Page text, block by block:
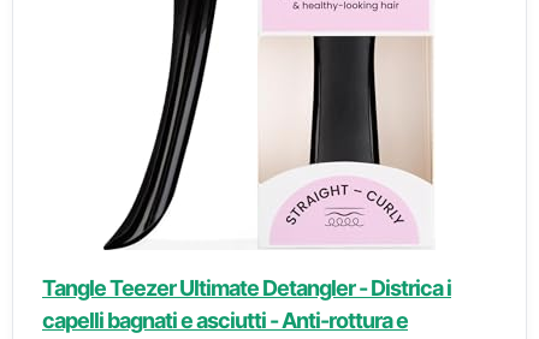
Tangle Teezer Ultimate Detangler - Districa i
capelli bagnati e asciutti - Anti-rottura e